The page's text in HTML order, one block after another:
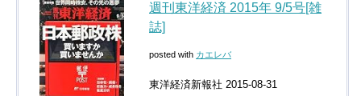
週刊東洋経済 2015年 9/5号[雑
誌]
posted with カエレバ
東洋経済新報社 2015-08-31